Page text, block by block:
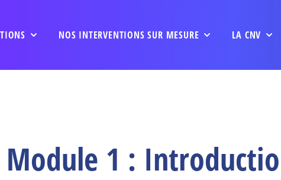
NOS INTERVENTIONS SUR MESURE LA CNV
Module 1 :